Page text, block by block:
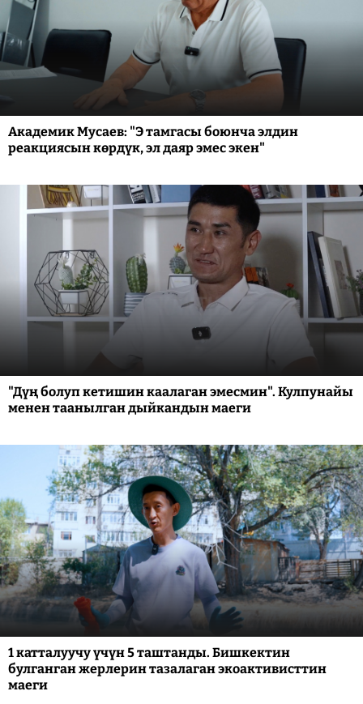
Академик Мусаев: "Э тамгасы боюнча элдин
реакциясын көрдүк, эл даяр эмес экен"
"Дүң болуп кетишин каалаган эмесмин". Кулпунайы
менен таанылган дыйкандын маеги
1 катталуучу үчүн 5 таштанды. Бишкектин
булганган жерлерин тазалаган экоактивисттин
маеги